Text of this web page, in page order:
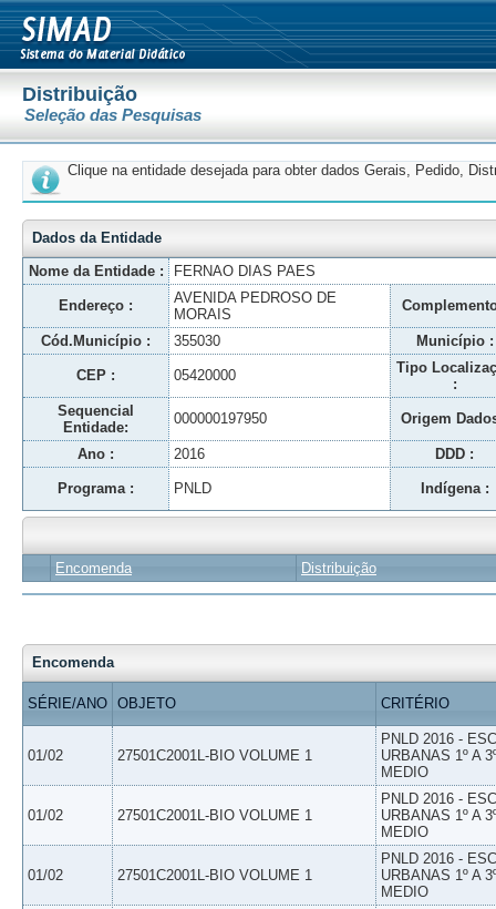
Distribuição
Seleção das Pesquisas
Clique na entidade desejada para obter dados Gerais, Pedido,
Dados da Entidade
Nome da Entidade :
FERNAO DIAS PAES
Endereço :
AVENIDA PEDROSO DE
MORAIS
Cód.Município : 355030 Município :
CEP : 05420000
Tipo
:
Sequencial
Entidade:
000000197950 Origem
Ano : 2016 DDD :
Programa : PNLD Indígena :
Encomenda Distribuição
Encomenda
SÉRIE/ANO OBJETO CRITÉRIO
01/02 27501C2001L-BIO VOLUME 1
PNLD 2016 -
URBANAS 1º A
MEDIO
01/02 27501C2001L-BIO VOLUME 1
PNLD 2016 -
URBANAS 1º A
MEDIO
01/02 27501C2001L-BIO VOLUME 1
PNLD 2016 -
URBANAS 1º A
MEDIO